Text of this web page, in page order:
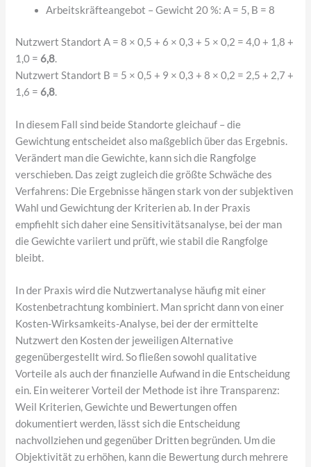
Arbeitskräfteangebot – Gewicht 20 %: A = 5, B = 8
Nutzwert Standort A = 8 × 0,5 + 6 × 0,3 + 5 × 0,2 = 4,0 + 1,8 +
1,0 = 6,8.
Nutzwert Standort B = 5 × 0,5 + 9 × 0,3 + 8 × 0,2 = 2,5 + 2,7 +
1,6 = 6,8.
In diesem Fall sind beide Standorte gleichauf – die
Gewichtung entscheidet also maßgeblich über das Ergebnis.
Verändert man die Gewichte, kann sich die Rangfolge
verschieben. Das zeigt zugleich die größte Schwäche des
Verfahrens: Die Ergebnisse hängen stark von der subjektiven
Wahl und Gewichtung der Kriterien ab. In der Praxis
empfiehlt sich daher eine Sensitivitätsanalyse, bei der man
die Gewichte variiert und prüft, wie stabil die Rangfolge
bleibt.
In der Praxis wird die Nutzwertanalyse häufig mit einer
Kostenbetrachtung kombiniert. Man spricht dann von einer
Kosten-Wirksamkeits-Analyse, bei der der ermittelte
Nutzwert den Kosten der jeweiligen Alternative
gegenübergestellt wird. So fließen sowohl qualitative
Vorteile als auch der finanzielle Aufwand in die Entscheidung
ein. Ein weiterer Vorteil der Methode ist ihre Transparenz:
Weil Kriterien, Gewichte und Bewertungen offen
dokumentiert werden, lässt sich die Entscheidung
nachvollziehen und gegenüber Dritten begründen. Um die
Objektivität zu erhöhen, kann die Bewertung durch mehrere